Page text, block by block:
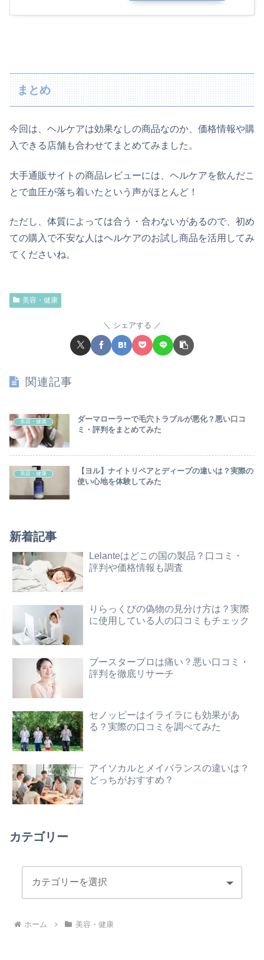
まとめ
今回は、ヘルケアは効果なしの商品なのか、価格情報や購
入できる店舗も合わせてまとめてみました。
大手通販サイトの商品レビューには、ヘルケアを飲んだこ
とで血圧が落ち着いたという声がほとんど！
ただし、体質によっては合う・合わないがあるので、初め
ての購入で不安な人はヘルケアのお試し商品を活用してみ
てくださいね。
美容・健康
シェアする
関連記事
美容・健康
ダーマローラーで毛穴トラブルが悪化？悪い口コ
ミ・評判をまとめてみた
美容・健康
【ヨル】ナイトリペアとディープの違いは？実際の
使い心地を体験してみた
新着記事
Lelanteはどこの国の製品？口コミ・
評判や価格情報も調査
りらっくびの偽物の見分け方は？実際
に使用している人の口コミもチェック
ブースタープロは痛い？悪い口コミ・
評判を徹底リサーチ
セノッピーはイライラにも効果があ
る？実際の口コミを調べてみた
アイソカルとメイバランスの違いは？
どっちがおすすめ？
カテゴリー
ホーム 美容・健康